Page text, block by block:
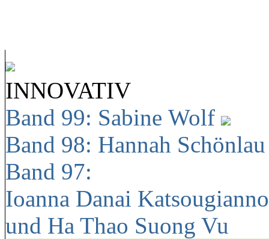
INNOVATIV
Band 99: Sabine Wolf
Band 98: Hannah
Band 97:
Ioanna Danai
und Ha Thao Suong Vu